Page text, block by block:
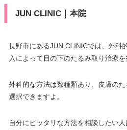
JUN CLINIC｜本院
長野市にあるJUN CLINICでは、外科
入によって目の下のたるみ取り治療を
外科的な方法は数種類あり、皮膚の
選択できますよ。
自分にピッタリな方法を相談したい